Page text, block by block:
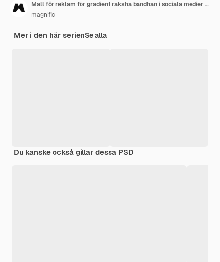
Mall för reklam för gradient raksha bandhan i sociala medier med mandalas
magnific
Mer i den här serienSe alla
Du kanske också gillar dessa PSD